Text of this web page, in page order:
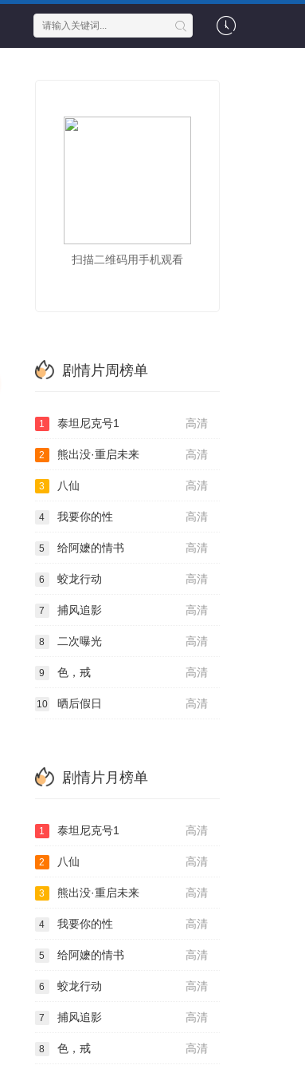
扫描二维码用手机观看
剧情片周榜单
高清
1 泰坦尼克号1
高清
2 熊出没·重启未来
高清
3 八仙
高清
4 我要你的性
高清
5 给阿嬷的情书
高清
6 蛟龙行动
高清
7 捕风追影
高清
8 二次曝光
高清
9 色，戒
高清
10 晒后假日
剧情片月榜单
高清
1 泰坦尼克号1
高清
2 八仙
高清
3 熊出没·重启未来
高清
4 我要你的性
高清
5 给阿嬷的情书
高清
6 蛟龙行动
高清
7 捕风追影
高清
8 色，戒